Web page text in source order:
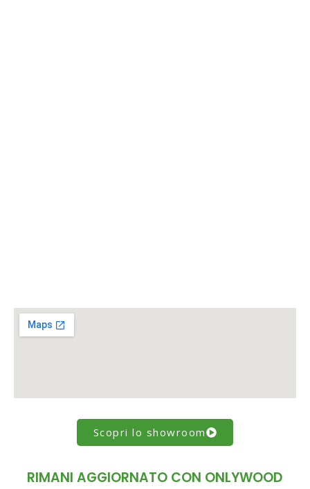
Scopri lo showroom
RIMANI AGGIORNATO CON ONLYWOOD